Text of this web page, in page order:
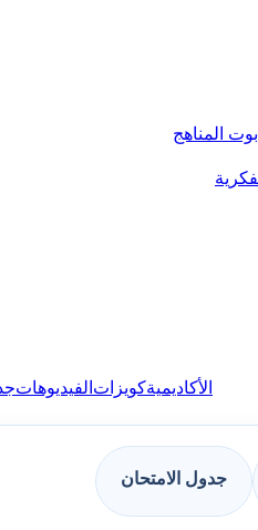
بوت المناهج
الأكاديميةكويزات الفيديوهات
جدول الامتحان